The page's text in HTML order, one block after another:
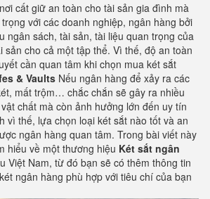
cất giữ an toàn cho tài sản gia đình mà
với các doanh nghiệp, ngân hàng bởi
ngân sách, tài sản, tài liệu quan trọng của
sản cho cả một tập thể. Vì thế, độ an toàn
cần quan tâm khi chọn mua két sắt
& Vaults Nếu ngân hàng để xảy ra các
mất trộm… chắc chắn sẽ gây ra nhiều
chất mà còn ảnh hưởng lớn đến uy tín
vì thế, lựa chọn loại két sắt nào tốt và an
ngân hàng quan tâm. Trong bài viết này
hiểu về một thương hiệu Két sắt ngân
Việt Nam, từ đó bạn sẽ có thêm thông tin
ngân hàng phù hợp với tiêu chí của bạn